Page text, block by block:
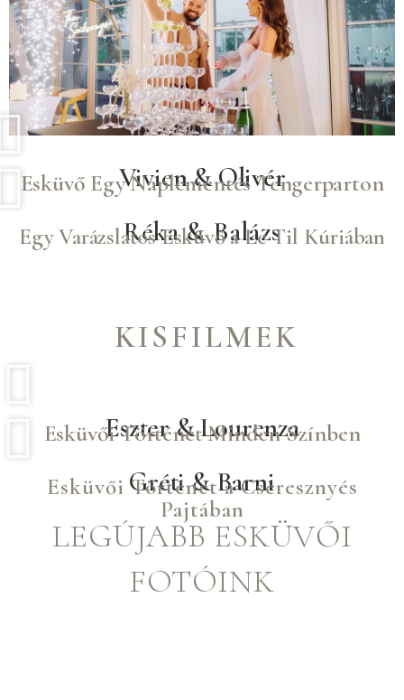
Vivien & Olivér
Esküvő Egy Naplementés Tengerparton
Réka & Balázs
Egy Varázslatos Esküvő a Le Til Kúriában
KISFILMEK
Eszter & Lourenza
Esküvői Történet Minden Színben
Gréti & Barni
Esküvői Történet a Cseresznyés
Pajtában
LEGÚJABB ESKÜVŐI
FOTÓINK